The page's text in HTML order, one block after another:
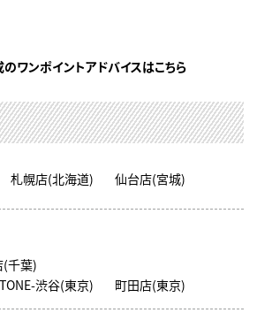
ワンポイントアドバイスはこちら
札幌店(北海道) 仙台店(宮城)
千葉)
渋谷(東京)
町田店(東京)